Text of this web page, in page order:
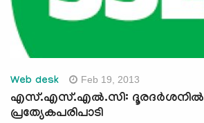
Web desk Feb 19, 2013
എസ്.എസ്.എല്‍.സി: ദൂരദര്‍ശനില്‍
പ്രത്യേകപരിപാടി